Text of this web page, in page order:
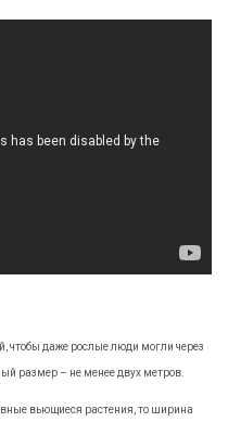
чтобы даже рослые люди могли через
размер – не менее двух метров.
вьющиеся растения, то ширина